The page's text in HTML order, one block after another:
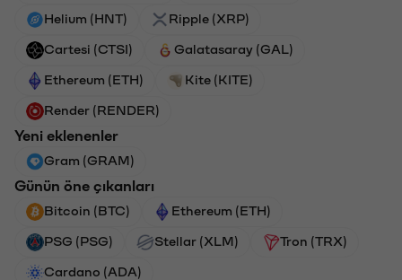
Helium (HNT) Ripple (XRP)
Cartesi (CTSI) Galatasaray (GAL)
Ethereum (ETH) Kite (KITE)
Render (RENDER)
Yeni eklenenler
Gram (GRAM)
Günün öne çıkanları
Bitcoin (BTC) Ethereum (ETH)
PSG (PSG) Stellar (XLM) Tron (TRX)
Cardano (ADA)